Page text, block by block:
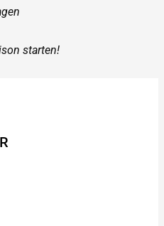
starten!